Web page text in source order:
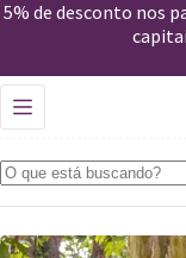
R$ 209,00
R$146,30
Em estoque
5% de desconto nos